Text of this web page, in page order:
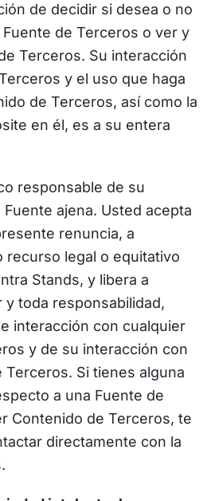
de decidir si desea o no
de Terceros o ver y
Terceros. Su interacción
y el uso que haga
de Terceros, así como la
en él, es a su entera
responsable de su
ajena. Usted acepta
renuncia, a
recurso legal o equitativo
Stands, y libera a
y toda responsabilidad,
interacción con cualquier
y de su interacción con
Terceros. Si tienes alguna
a una Fuente de
Contenido de Terceros, te
directamente con la